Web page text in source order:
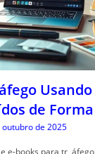
Usando
de
outubro de 2025
atrair visitantes